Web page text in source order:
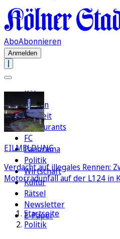
AboAbonnieren
Anmelden
Köln
Region
Freizeit
Restaurants
FC
Panorama
Politik
Wirtschaft
Kultur
Rätsel
Newsletter
E-Paper
EILMELDUNG
Verdacht auf illegales Rennen:
Motorradunfall auf der L124 in
Startseite
Politik